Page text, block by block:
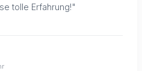
tolle Erfahrung!"